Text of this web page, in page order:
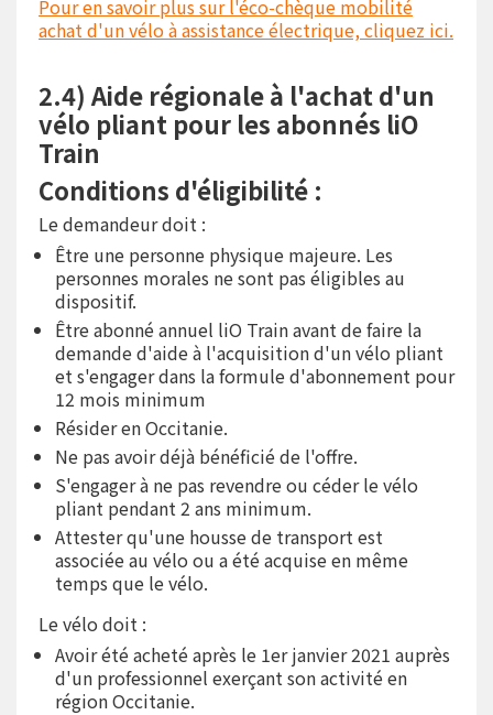
Pour en savoir plus sur l'éco-chèque mobilité
achat d'un vélo à assistance électrique, cliquez ici.
2.4) Aide régionale à l'achat d'un
vélo pliant pour les abonnés liO
Train
Conditions d'éligibilité :
Le demandeur doit :
Être une personne physique majeure. Les
personnes morales ne sont pas éligibles au
dispositif.
Être abonné annuel liO Train avant de faire la
demande d'aide à l'acquisition d'un vélo pliant
et s'engager dans la formule d'abonnement pour
12 mois minimum
Résider en Occitanie.
Ne pas avoir déjà bénéficié de l'offre.
S'engager à ne pas revendre ou céder le vélo
pliant pendant 2 ans minimum.
Attester qu'une housse de transport est
associée au vélo ou a été acquise en même
temps que le vélo.
Le vélo doit :
Avoir été acheté après le 1er janvier 2021 auprès
d'un professionnel exerçant son activité en
région Occitanie.